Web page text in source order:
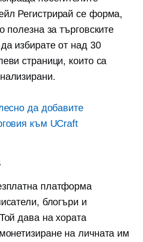
Регистрирай сеформа,
полезна за търговските
избирате от над 30
страници, които са
да добавите
към UCraft
платформа
блогъри и
дава на хората
на личната им